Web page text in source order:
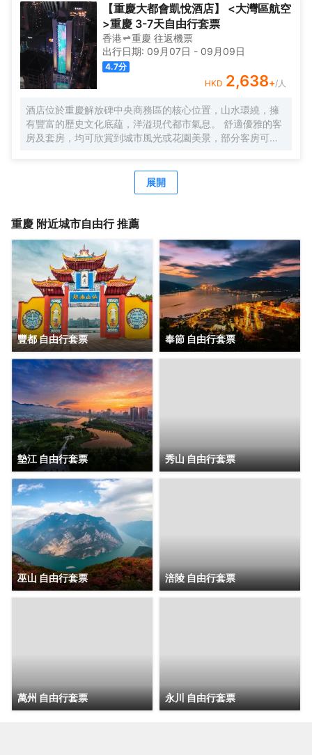
謐下榻之選，亦可同時感受本地市井與時尚都會的穿越樂
趣。
【重慶大都會凱悅酒店】 <大灣區航空
>重慶 3-7天自由行套票
香港 重慶 往返機票
出行日期: 09月07日 - 09月09日
4.7分
HKD 2,638+/人
酒店位於重慶解放碑中央商務區的核心位置，山水環繞，擁
有豐富的歷史文化底藴，洋溢現代都市氣息。 舒適優雅的客
房及套房，均可欣賞到城市風光或花園美景，部分客房可俯
議空間及1,000平米戶外屋頂花園步道，綠徑通幽，適合舉辦
展開
重慶 附近城市自由行 推薦
豐都 自由行套票 奉節 自由行套票
墊江 自由行套票 秀山 自由行套票
巫山 自由行套票 涪陵 自由行套票
萬州 自由行套票 永川 自由行套票